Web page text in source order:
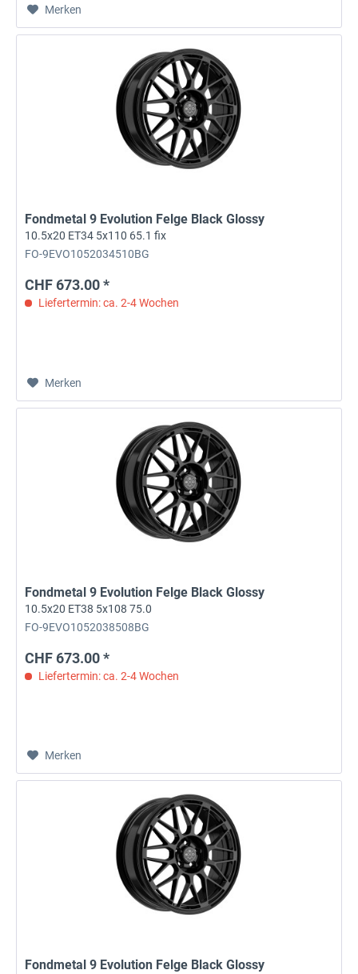
Merken
Fondmetal 9 Evolution Felge Black Glossy
10.5x20 ET34 5x110 65.1 fix
FO-9EVO1052034510BG
CHF 673.00 *
Liefertermin: ca. 2-4 Wochen
Merken
Fondmetal 9 Evolution Felge Black Glossy
10.5x20 ET38 5x108 75.0
FO-9EVO1052038508BG
CHF 673.00 *
Liefertermin: ca. 2-4 Wochen
Merken
Fondmetal 9 Evolution Felge Black Glossy